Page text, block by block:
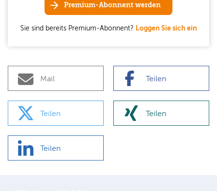
Premium-Abonnent werden
Sie sind bereits Premium-Abonnent? Loggen Sie sich ein
Mail Teilen
Teilen Teilen
Teilen